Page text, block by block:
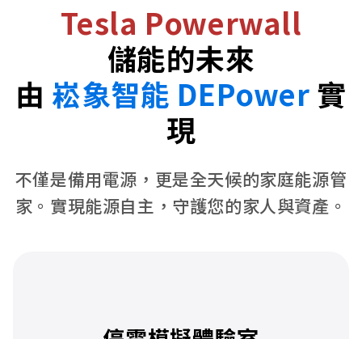
Tesla Powerwall
儲能的未來
由 崧象智能 DEPower實
現
不僅是備用電源，更是全天候的家庭能源管
家。實現能源自主，守護您的家人與資產。